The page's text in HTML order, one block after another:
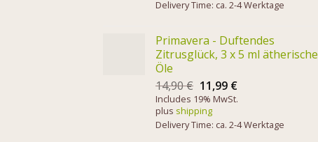
Delivery Time: ca. 2-4 Werktage
Primavera - Duftendes
Zitrusglück, 3 x 5 ml ätherische
Öle
14,90€ 11,99 €
Includes 19% MwSt.
plus shipping
Delivery Time: ca. 2-4 Werktage